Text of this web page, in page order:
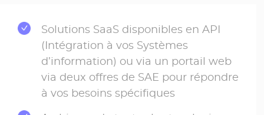
Solutions SaaS disponibles en API
(Intégration à vos Systèmes
d’information) ou via un portail web
via deux offres de SAE pour répondre
à vos besoins spécifiques